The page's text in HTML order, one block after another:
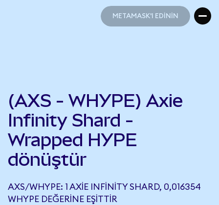
METAMASK'I EDİNİN
(AXS - WHYPE) Axie
Infinity Shard -
Wrapped HYPE
dönüştür
AXS/WHYPE: 1 AXIE INFINITY SHARD, 0,016354
WHYPE DEĞERINE EŞITTIR